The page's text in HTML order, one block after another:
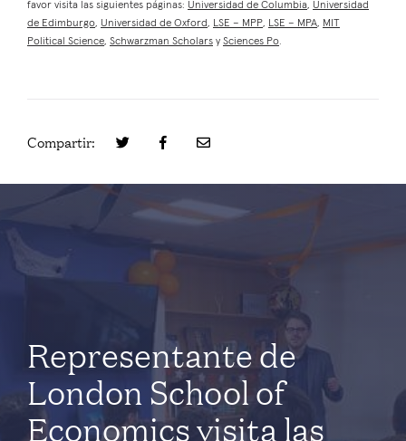
favor visita las siguientes páginas: Universidad de Columbia, Universidad
de Edimburgo, Universidad de Oxford, LSE – MPP, LSE – MPA, MIT
Political Science, Schwarzman Scholars y Sciences Po.
Compartir:
Representante de
London School of
Economics visita las